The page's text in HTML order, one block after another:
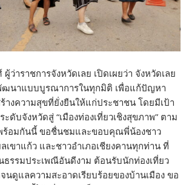
าราชการจังหวัดเลย เปิดเผยว่า จังหวัดเลย
ฒนาแบบบูรณาการในทุกมิติ เพื่อแก้ปัญหา
างความสุขที่ยั่งยืนให้แก่ประชาชน โดยมีเป้า
ดับจังหวัดสู่ “เมืองท่องเที่ยวเชิงสุขภาพ” ตาม
ร้อมกันนี้ ขอชื่นชมและขอบคุณพี่น้องชาว
ขาแก้ว และชาวอำเภอเชียงคานทุกท่าน ที่
รรมประเพณีอันดีงาม ต้อนรับนักท่องเที่ยว
ดูแลความสะอาดเรียบร้อยของบ้านเมือง ขอ